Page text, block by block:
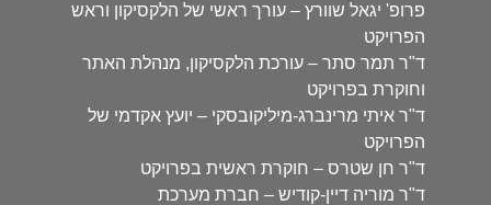
פרופ' יגאל שוורץ – עורך ראשי של הלקסיקון וראש
הפרויקט
ד"ר תמר סתר – עורכת הלקסיקון, מנהלת האתר
וחוקרת בפרויקט
ד"ר איתי מרינברג-מיליקובסקי – יועץ אקדמי של
הפרויקט
ד"ר חן שטרס – חוקרת ראשית בפרויקט
ד"ר מוריה דיין-קודיש – חברת מערכת